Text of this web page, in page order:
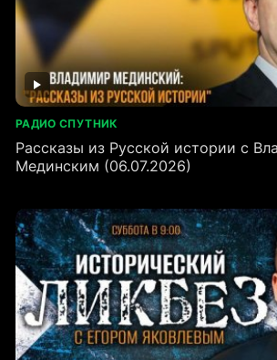
РАДИО СПУТНИК
Рассказы из Русской истории с
Мединским (06.07.2026)